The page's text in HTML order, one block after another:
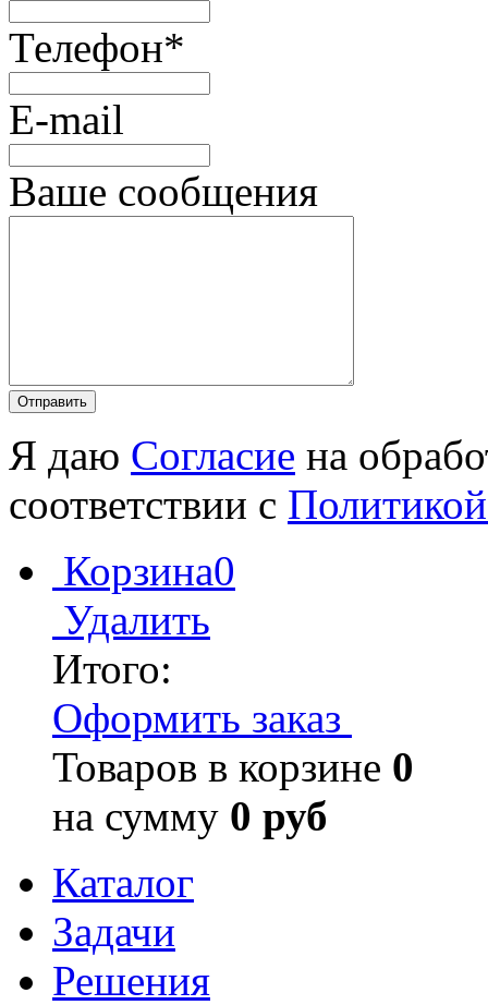
Телефон*
E-mail
Ваше сообщения
Я даю Согласие на
соответствии с
Корзина0
Удалить
Итого:
Оформить заказ
Товаров в корзине 0
на сумму 0 руб
Каталог
Задачи
Решения